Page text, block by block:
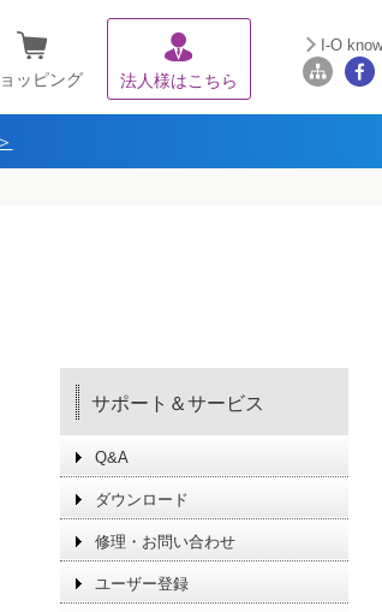
ッピング 法人様はこちら
I-O
サポート＆サービス
Q&A
ダウンロード
修理・お問い合わせ
ユーザー登録